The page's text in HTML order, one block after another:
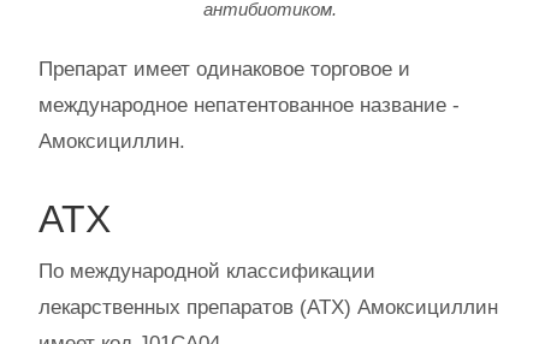
антибиотиком.
Препарат имеет одинаковое торговое и
международное непатентованное название -
Амоксициллин.
АТХ
По международной классификации
лекарственных препаратов (АТХ) Амоксициллин